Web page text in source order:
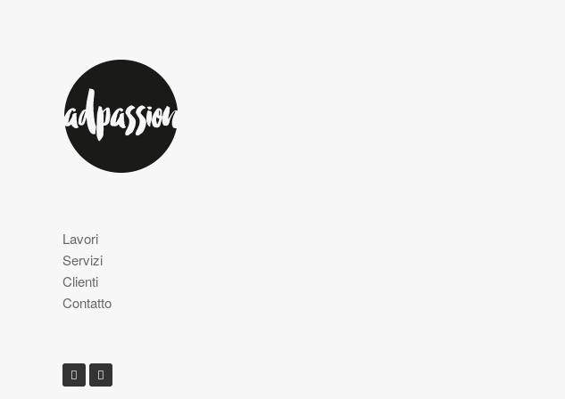
Lavori
Servizi
Clienti
Contatto